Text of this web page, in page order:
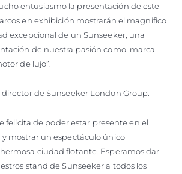
entusiasmo la presentación de este
en exhibición mostrarán el magnifico
excepcional de un Sunseeker, una
de nuestra pasión como marca
de lujo”.
de Sunseeker London Group:
felicita de poder estar presente en el
y mostrar un espectáculo único
ciudad flotante. Esperamos dar
stand de Sunseeker a todos los